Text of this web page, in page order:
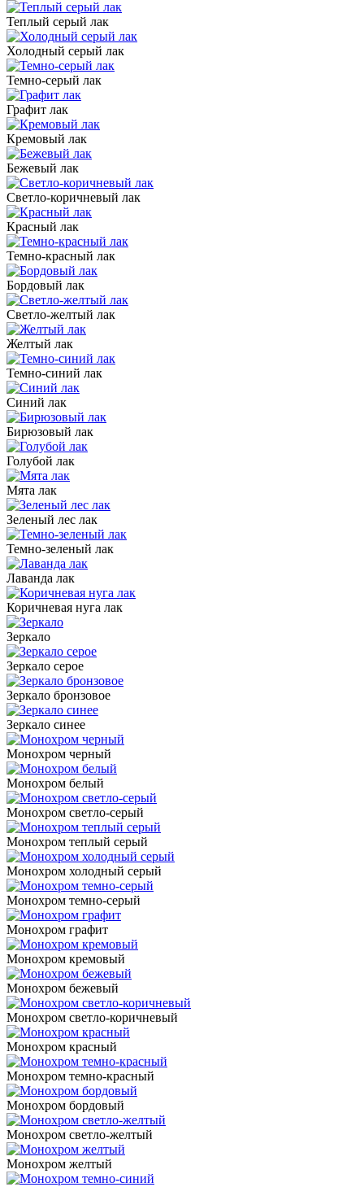
Теплый серый лак
Холодный серый лак
Темно-серый лак
Графит лак
Кремовый лак
Бежевый лак
Светло-коричневый лак
Красный лак
Темно-красный лак
Бордовый лак
Светло-желтый лак
Желтый лак
Темно-синий лак
Синий лак
Бирюзовый лак
Голубой лак
Мята лак
Зеленый лес лак
Темно-зеленый лак
Лаванда лак
Коричневая нуга лак
Зеркало
Зеркало серое
Зеркало бронзовое
Зеркало синее
Монохром черный
Монохром белый
Монохром светло-серый
Монохром теплый серый
Монохром холодный серый
Монохром темно-серый
Монохром графит
Монохром кремовый
Монохром бежевый
Монохром светло-коричневый
Монохром красный
Монохром темно-красный
Монохром бордовый
Монохром светло-желтый
Монохром желтый